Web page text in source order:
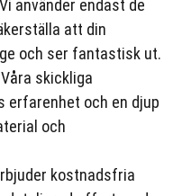
använder endast de
att din
och ser fantastisk ut.
skickliga
erfarenhet och en djup
och
kostnadsfria